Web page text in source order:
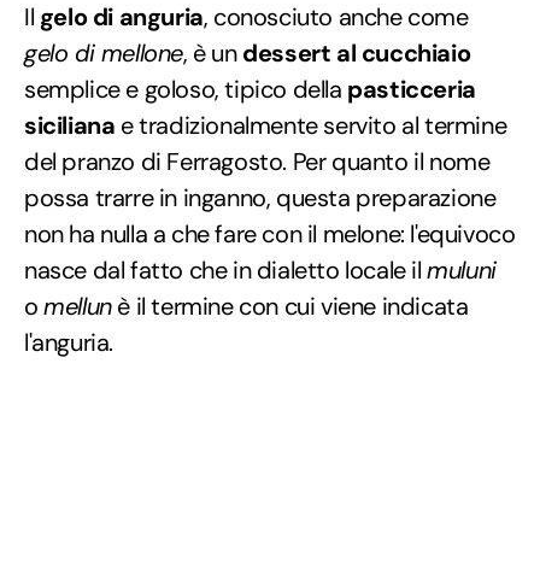
Il gelo di anguria, conosciuto anche come
gelo di mellone, è undessert al cucchiaio
semplice e goloso, tipico della pasticceria
siciliana e tradizionalmente servito al termine
del pranzo di Ferragosto. Per quanto il nome
possa trarre in inganno, questa preparazione
non ha nulla a che fare con il melone: l'equivoco
nasce dal fatto che in dialetto locale ilmuluni
omellunè il termine con cui viene indicata
l'anguria.